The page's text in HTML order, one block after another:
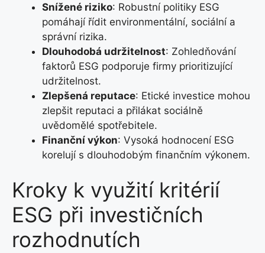
Snížené riziko: Robustní politiky ESG
pomáhají řídit environmentální, sociální a
správní rizika.
Dlouhodobá udržitelnost: Zohledňování
faktorů ESG podporuje firmy prioritizující
udržitelnost.
Zlepšená reputace: Etické investice mohou
zlepšit reputaci a přilákat sociálně
uvědomělé spotřebitele.
Finanční výkon: Vysoká hodnocení ESG
korelují s dlouhodobým finančním výkonem.
Kroky k využití kritérií
ESG při investičních
rozhodnutích